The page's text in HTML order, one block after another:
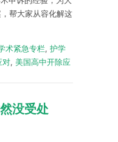
帮大家从容化解这
术紧急专栏, 护学
对, 美国高中开除应
没受处